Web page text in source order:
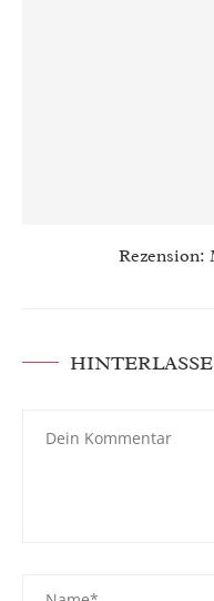
Rezension: